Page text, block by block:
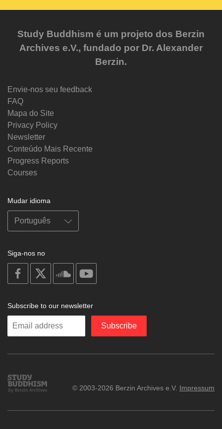
Study Buddhism é um projeto dos Berzin
Archives e.V., fundado por Dr. Alexander
Berzin.
Envie-nos seu feedback
FAQ
Mapa do Site
Privacy Policy
Newsletter
Conteúdo Mais Recente
Progress Reports
Courses
Mudar idioma
Siga-nos no
on
facebook
soundcloud
Subscribe to our newsletter
Enter
Subscribe
Study
Buddhism
© 2003-2026 Berzin Archives e.V. Impressum